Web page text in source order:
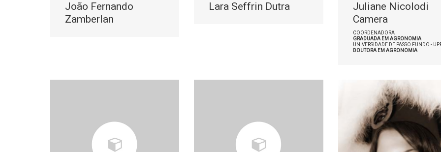
João Fernando
Zamberlan
Lara Seffrin Dutra
Juliane Nicolodi
Camera
COORDENADORA
GRADUADA EM AGRONOMIA
UNIVERSIDADE DE PASSO FUNDO -
DOUTORA EM AGRONOMIA